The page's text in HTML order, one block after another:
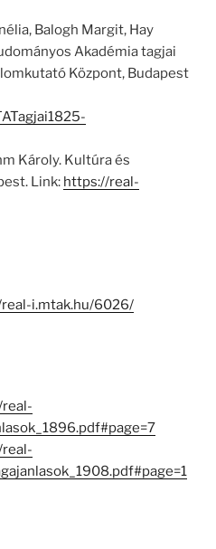
Balogh Margit, Hay
Akadémia tagjai
Központ, Budapest
Károly. Kultúra és
Link: https://real-
i.mtak.hu/6026/